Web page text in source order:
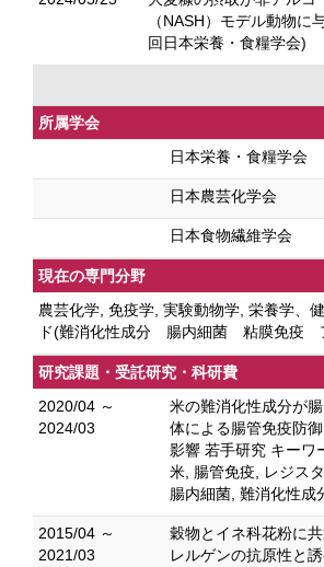
（NASH）モデル動物に
回日本栄養・食糧学会)
所属学会
日本栄養・食糧学会
日本農芸化学会
日本食物繊維学会
現在の専門分野
農芸化学, 免疫学, 実験動物学, 栄養学、
ド(難消化性成分 腸内細菌 粘膜免疫
研究課題・受託研究・科研費
2020/04 ～
2024/03
米の難消化性成分が
体による腸管免疫防
影響 若手研究 キーワ
米, 腸管免疫, レジス
腸内細菌, 難消化性成
2015/04 ～
2021/03
穀物とイネ科花粉に
レルゲンの抗原性と